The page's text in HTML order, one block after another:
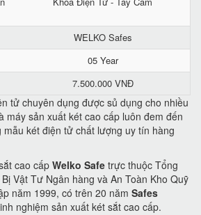
WELKO Safes
05 Year
7.500.000 VNĐ
tử chuyên dụng được sủ dụng cho nhiều
máy sản xuất két cao cấp luôn đem đến
két điện tử chất lượng uy tín hàng
cao cấp Welko Safe trực thuộc Tổng
Vật Tư Ngân hàng và An Toàn Kho Quỹ
năm 1999, có trên 20 năm Safes
nghiệm sản xuất két sắt cao cấp.